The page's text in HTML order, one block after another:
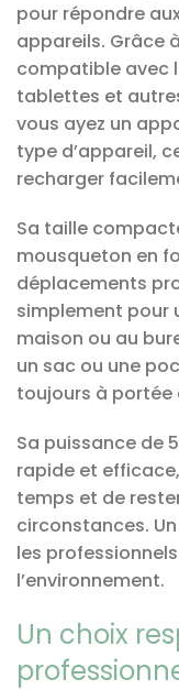
pour répondre
appareils. Grâce
compatible avec
tablettes et
vous ayez un
type d’appareil,
recharger
Sa taille
mousqueton en
déplacements
simplement pour
maison ou au
un sac ou une
toujours à portée
Sa puissance de
rapide et
temps et de
circonstances.
les
l’environnement.
Un choix